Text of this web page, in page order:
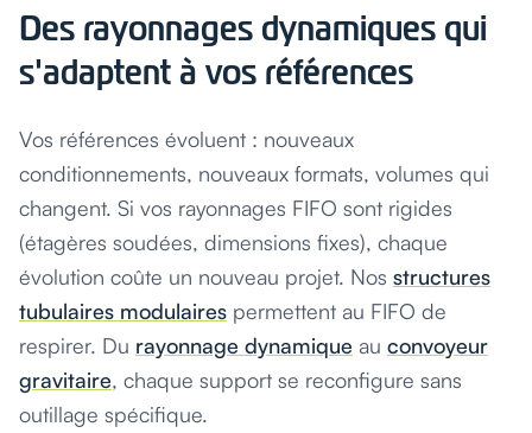
Des rayonnages dynamiques qui
s'adaptent à vos références
Vos références évoluent : nouveaux
conditionnements, nouveaux formats, volumes qui
changent. Si vos rayonnages FIFO sont rigides
(étagères soudées, dimensions fixes), chaque
évolution coûte un nouveau projet. Nos structures
tubulaires modulaires permettent au FIFO de
respirer. Du rayonnage dynamique au convoyeur
gravitaire, chaque support se reconfigure sans
outillage spécifique.